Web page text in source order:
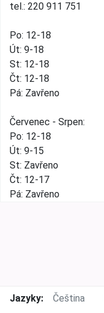
tel.: 220 911 751
Po: 12-18
Út: 9-18
St: 12-18
Čt: 12-18
Pá: Zavřeno
Červenec - Srpen:
Po: 12-18
Út: 9-15
St: Zavřeno
Čt: 12-17
Pá: Zavřeno
Jazyky: Čeština